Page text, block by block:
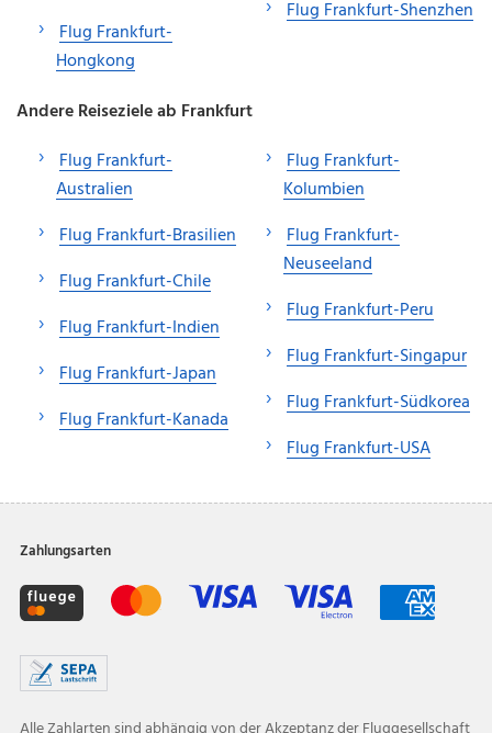
Flug Frankfurt-
Hongkong
Flug Frankfurt-Shenzhen
Andere Reiseziele ab Frankfurt
Flug Frankfurt-
Australien
Flug Frankfurt-Brasilien
Flug Frankfurt-Chile
Flug Frankfurt-Indien
Flug Frankfurt-Japan
Flug Frankfurt-Kanada
Flug Frankfurt-
Kolumbien
Flug Frankfurt-
Neuseeland
Flug Frankfurt-Peru
Flug Frankfurt-Singapur
Flug Frankfurt-Südkorea
Flug Frankfurt-USA